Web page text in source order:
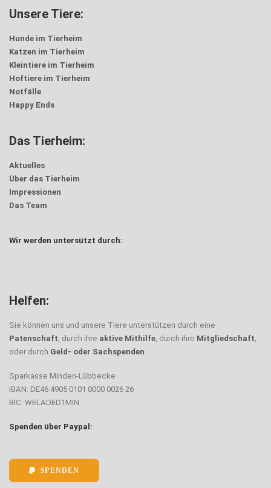
Unsere Tiere:
Hunde im Tierheim
Katzen im Tierheim
Kleintiere im Tierheim
Hoftiere im Tierheim
Notfälle
Happy Ends
Das Tierheim:
Aktuelles
Über das Tierheim
Impressionen
Das Team
Wir werden untersützt durch:
Helfen:
Sie können uns und unsere Tiere unterstützen durch eine
Patenschaft, durch ihre aktive Mithilfe, durch ihre Mitgliedschaft,
oder durch Geld- oder Sachspenden.
Sparkasse Minden-Lübbecke
IBAN: DE46 4905 0101 0000 0026 26
BIC: WELADED1MIN
Spenden über Paypal:
SPENDEN